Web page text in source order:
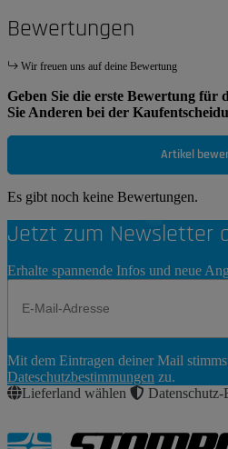
Bewertungen
Wir freuen uns auf deine Bewertung
Geben Sie die erste Bewertung für
Sie Anderen bei der
Artikel
Es gibt noch keine Bewertungen.
Jetzt zum Newsletter
Erhalte spannende Infos und neue
Abonnieren
Mit dem Eintragen deiner Mail
Dateschutzbestimmungen zu.
Lieferland wählen
Datenschutz-